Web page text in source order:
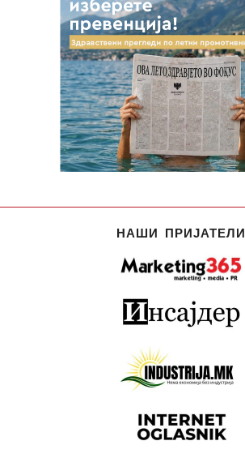
НАШИ ПРИЈАТЕЛИ